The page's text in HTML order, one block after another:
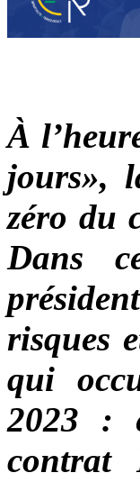
À
jours»,
zéro du
Dans
risques
qui
2023 :
contrat